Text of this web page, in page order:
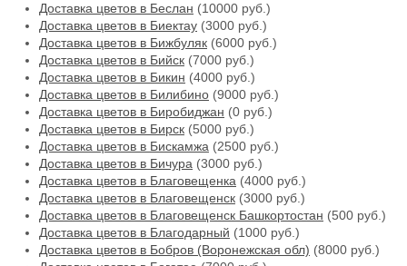
Доставка цветов в Беслан (10000 руб.)
Доставка цветов в Биектау (3000 руб.)
Доставка цветов в Бижбуляк (6000 руб.)
Доставка цветов в Бийск (7000 руб.)
Доставка цветов в Бикин (4000 руб.)
Доставка цветов в Билибино (9000 руб.)
Доставка цветов в Биробиджан (0 руб.)
Доставка цветов в Бирск (5000 руб.)
Доставка цветов в Бискамжа (2500 руб.)
Доставка цветов в Бичура (3000 руб.)
Доставка цветов в Благовещенка (4000 руб.)
Доставка цветов в Благовещенск (3000 руб.)
Доставка цветов в Благовещенск Башкортостан (500 руб.)
Доставка цветов в Благодарный (1000 руб.)
Доставка цветов в Бобров (Воронежская обл) (8000 руб.)